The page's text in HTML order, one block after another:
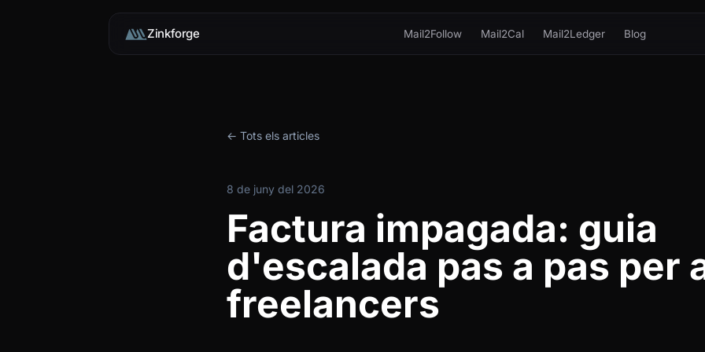
Zinkforge Mail2Follow Mail2Cal Mail2Ledger Blog
← Tots els articles
8 de juny del 2026
Factura impagada: guia
d'escalada pas a pas per
freelancers